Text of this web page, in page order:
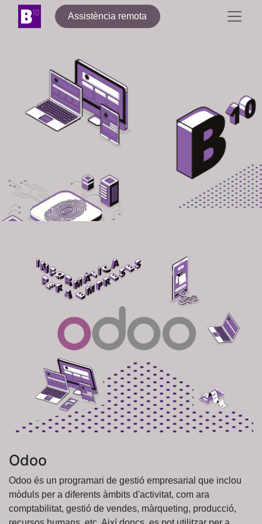
Assistència remota
Odoo
Odoo és un programari de gestió empresarial que inclou
mòduls per a diferents àmbits d'activitat, com ara
comptabilitat, gestió de vendes, màrqueting, producció,